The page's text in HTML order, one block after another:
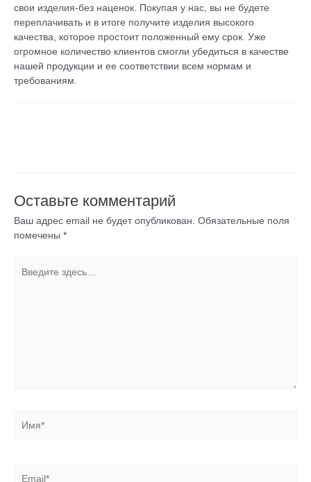
свои изделия-без наценок. Покупая у нас, вы не будете
переплачивать и в итоге получите изделия высокого
качества, которое простоит положенный ему срок. Уже
огромное количество клиентов смогли убедиться в качестве
нашей продукции и ее соответствии всем нормам и
требованиям.
Оставьте комментарий
Ваш адрес email не будет опубликован. Обязательные поля
помечены *
здесь...